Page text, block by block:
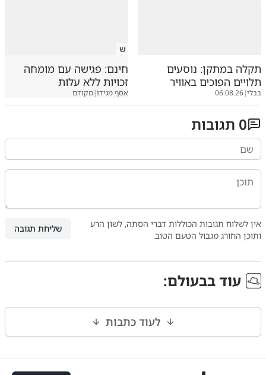
תקלה במתקן: נוסעים
תלויים הפוכים באוויר
בבלי|
06.08.26
ש
חינם: פגישה עם מומחה
זכויות ללא עלות
אסף מגידו|מקודם
0 תגובות
אין לשלוח תגובות הכוללות דברי הסתה, לשון הרע
ותוכן החורג מגבול הטעם הטוב.
שליחת תגובה
עוד בבעולם:
לעוד כתבות